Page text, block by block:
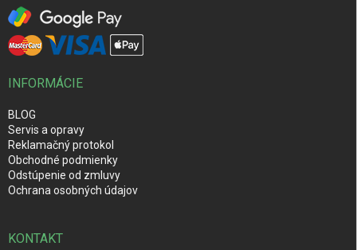
INFORMÁCIE
BLOG
Servis a opravy
Reklamačný protokol
Obchodné podmienky
Odstúpenie od zmluvy
Ochrana osobných údajov
KONTAKT